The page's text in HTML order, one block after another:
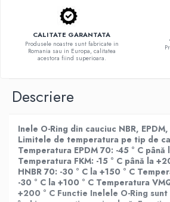
CALITATE GARANTATA
Produsele noastre sunt fabricate in
Romania sau in Europa, calitatea
acestora fiind superioara.
Descriere
Inele O-Ring din cauciuc NBR,
Limitele de temperatura pe tip de
Temperatura EPDM 70: -45 ° C până
Temperatura FKM: -15 ° C până la
HNBR 70: -30 ° C la +150 ° C
-30 ° C la +100 ° C Temperatura
+200 ° C Functie Inelele O-Ring